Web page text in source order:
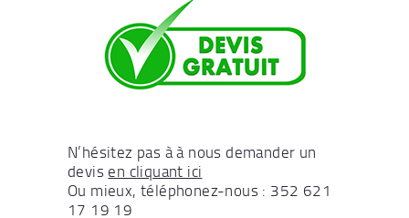
N’hésitez pas à à nous demander un
devis en cliquant ici
Ou mieux, téléphonez-nous : 352 621
17 19 19